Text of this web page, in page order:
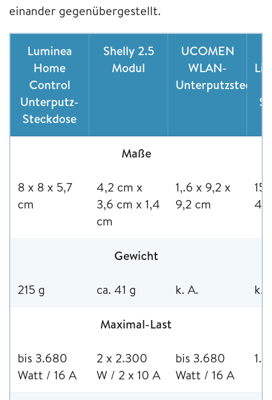
einander gegenübergestellt.
Luminea
Home
Control
Unterputz-
Steckdose
Shelly 2.5
Modul
UCOMEN
WLAN-
Maße
8 x 8 x 5,7
cm
4,2 cm x
3,6 cm x 1,4
cm
1,.6 x 9,2 x
9,2 cm
Gewicht
215 g ca. 41 g k. A. k.
Maximal-Last
bis 3.680
Watt / 16 A
2 x 2.300
W / 2 x 10 A
bis 3.680
Watt / 16 A